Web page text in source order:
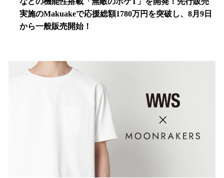
実施のMakuakeで応援総額1780万円を突破し、8月9日
から一般販売開始！